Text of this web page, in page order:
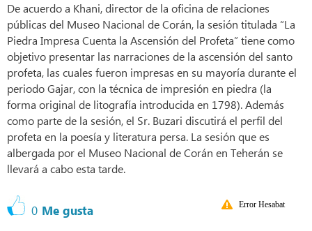
De acuerdo a Khani, director de la oficina de relaciones
públicas del Museo Nacional de Corán, la sesión titulada “La
Piedra Impresa Cuenta la Ascensión del Profeta” tiene como
objetivo presentar las narraciones de la ascensión del santo
profeta, las cuales fueron impresas en su mayoría durante el
periodo Gajar, con la técnica de impresión en piedra (la
forma original de litografía introducida en 1798). Además
como parte de la sesión, el Sr. Buzari discutirá el perfil del
profeta en la poesía y literatura persa. La sesión que es
albergada por el Museo Nacional de Corán en Teherán se
llevará a cabo esta tarde.
0 Me gusta Error Hesabat